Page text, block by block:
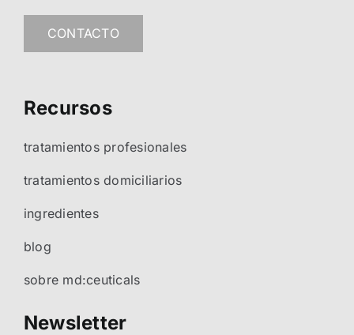
CONTACTO
Recursos
tratamientos profesionales
tratamientos domiciliarios
ingredientes
blog
sobre md:ceuticals
Newsletter